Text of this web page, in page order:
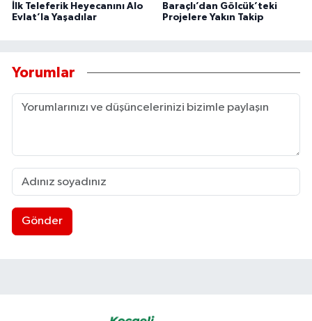
İlk Teleferik Heyecanını Alo
Evlat’la Yaşadılar
Baraçlı’dan Gölcük’teki
Projelere Yakın Takip
Yorumlar
Gönder